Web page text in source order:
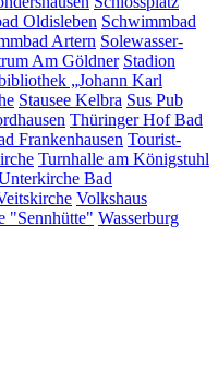
Oldisleben Schwimmbad
Artern Solewasser-
Am Göldner Stadion
„Johann Karl
Stausee Kelbra Sus Pub
Thüringer Hof Bad
Frankenhausen Tourist-
Turnhalle am Königstuhl
Bad
Volkshaus
"Sennhütte" Wasserburg